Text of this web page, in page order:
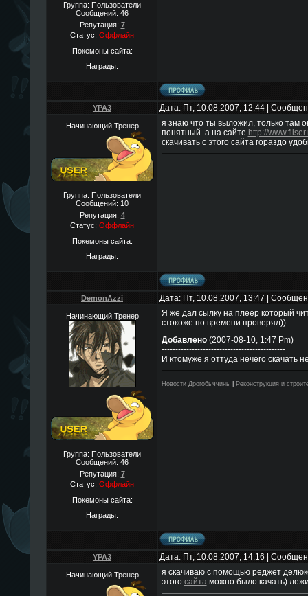
Группа: Пользователи
Сообщений: 46
Репутация: 7
Статус: Оффлайн
Покемоны сайта:
Награды:
YPA3 Дата: Пт, 10.08.2007, 12:44 |
Начинающий Тренер
Группа: Пользователи
Сообщений: 10
Репутация: 4
Статус: Оффлайн
Покемоны сайта:
Награды:
я знаю что ты выложил, только там
понятный. а на сайте http://
скачивать с этого сайта гораздо
DemonAzzi Дата: Пт, 10.08.2007, 13:47 |
Начинающий Тренер
Группа: Пользователи
Сообщений: 46
Репутация: 7
Статус: Оффлайн
Покемоны сайта:
Награды:
Я же дал сылку на плеер который
стокоже по времени проверял))
Добавлено(2007-08-10, 1:47 Pm)
---------------------------------------------
И ктомуже я оттуда нечего скачать
Новости Дрогобыччины| Реконструкция и
YPA3 Дата: Пт, 10.08.2007, 14:16 |
Начинающий Тренер
я скачиваю с помощью реджет
этого сайтаможно было качать)